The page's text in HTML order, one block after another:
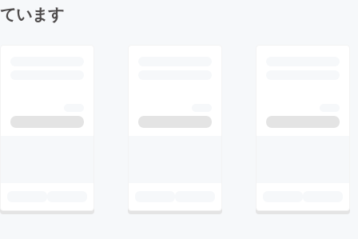
ています